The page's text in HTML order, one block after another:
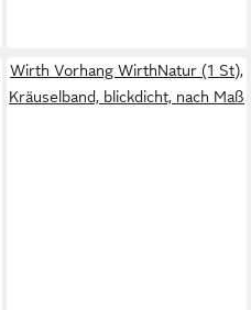
Wirth Vorhang WirthNatur (1 St),
Kräuselband, blickdicht, nach Maß